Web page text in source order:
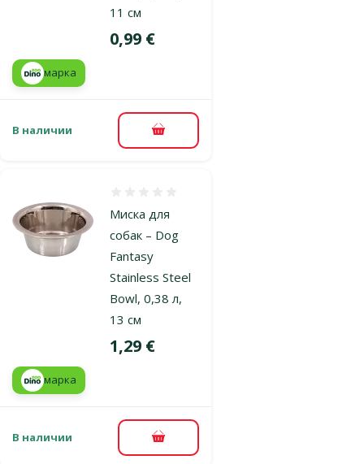
11 см
Цена
0,99 €
марка
В наличии В корзину
Миска для
собак – Dog
Fantasy
Stainless Steel
Bowl, 0,38 л,
13 см
Цена
1,29 €
марка
В наличии В корзину